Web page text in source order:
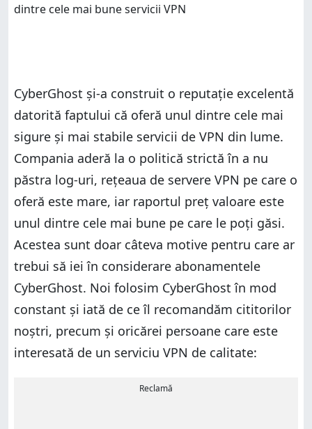
CyberGhost și-a construit o reputație excelentă
datorită faptului că oferă unul dintre cele mai
sigure și mai stabile servicii de VPN din lume.
Compania aderă la o politică strictă în a nu
păstra log-uri, rețeaua de servere VPN pe care o
oferă este mare, iar raportul preț valoare este
unul dintre cele mai bune pe care le poți găsi.
Acestea sunt doar câteva motive pentru care ar
trebui să iei în considerare abonamentele
CyberGhost. Noi folosim CyberGhost în mod
constant și iată de ce îl recomandăm cititorilor
noștri, precum și oricărei persoane care este
interesată de un serviciu VPN de calitate:
Reclamă